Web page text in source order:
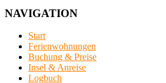
NAVIGATION
Start
Ferienwohnungen
Buchung & Preise
Insel & Anreise
Logbuch